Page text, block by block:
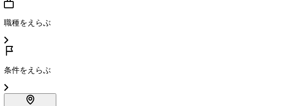
職種をえらぶ
条件をえらぶ